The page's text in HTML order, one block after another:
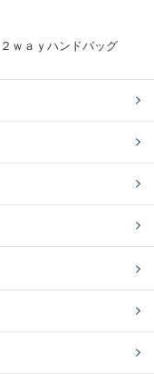
２ｗａｙハンドバッグ